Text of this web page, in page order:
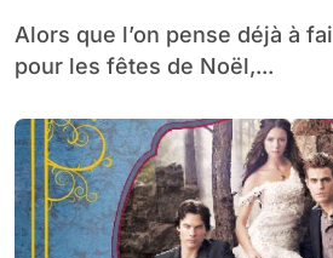
Alors que l’on pense déjà à faire les cadeaux
pour les fêtes de Noël,...